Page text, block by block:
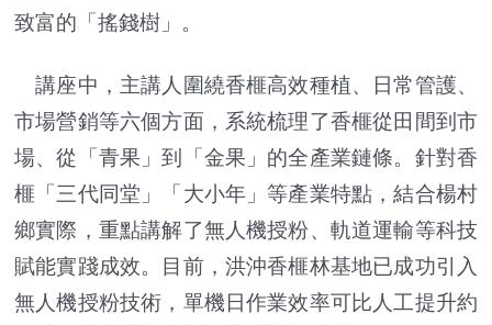
致富的「搖錢樹」。
講座中，主講人圍繞香榧高效種植、日常管護、
市場營銷等六個方面，系統梳理了香榧從田間到市
場、從「青果」到「金果」的全產業鏈條。針對香
榧「三代同堂」「大小年」等產業特點，結合楊村
鄉實際，重點講解了無人機授粉、軌道運輸等科技
賦能實踐成效。目前，洪沖香榧林基地已成功引入
無人機授粉技術，單機日作業效率可比人工提升約